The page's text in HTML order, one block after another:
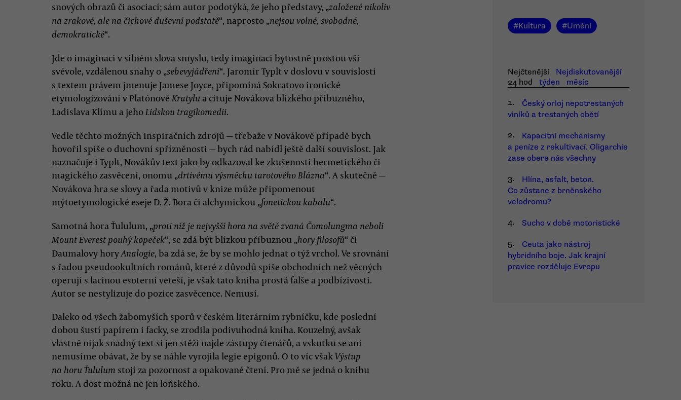
snových obrazů či asociací; sám autor podotýká, že jeho představy, „založené nikoliv
na zrakové, ale na čichové duševní podstatě“, naprosto „nejsou volné, svobodné,
demokratické“.
Jde o imaginaci v silném slova smyslu, tedy imaginaci bytostně prostou vší
svévole, vzdálenou snahy o „sebevyjádření“. Jaromír Typlt v doslovu v souvislosti
s textem právem jmenuje Jamese Joyce, připomíná Sokratovo ironické
etymologizování v Platónově Kratylu a cituje Novákova blízkého příbuzného,
Ladislava Klímu a jehoLidskou tragikomedii.
Vedle těchto možných inspiračních zdrojů — třebaže v Novákově případě bych
hovořil spíše o duchovní spřízněnosti — bych rád nabídl ještě další souvislost. Jak
naznačuje i Typlt, Novákův text jako by odkazoval ke zkušenosti hermetického či
magického zasvěcení, onomu „drtivému výsměchu tarotového Blázna“. A skutečně —
Novákova hra se slovy a řada motivů v knize může připomenout
mýtoetymologické eseje D. Ž. Bora či alchymickou „fonetickou kabalu“.
Samotná hora Ťululum, „proti níž je nejvyšší hora na světě zvaná Čomolungma neboli
Mount Everest pouhý kopeček“, se zdá být blízkou příbuznou „hory filosofů“ či
Daumalovy horyAnalogie, ba zdá se, že by se mohlo jednat o týž vrchol. Ve srovnání
s řadou pseudookultních románů, které z důvodů spíše obchodních než věcných
operují s lacinou esoterní veteší, je však tato kniha prostá falše a podbízivosti.
Autor se nestylizuje do pozice zasvěcence. Nemusí.
Daleko od všech žabomyších sporů v českém literárním rybníčku, kde poslední
dobou šustí papírem i facky, se zrodila podivuhodná kniha. Kouzelný, avšak
vlastně nijak snadný text si jen stěží najde zástupy čtenářů, a vskutku se ani
nemusíme obávat, že by se náhle vyrojila legie epigonů. O to víc všakVýstup
na horu Ťululum stojí za pozornost a opakované čtení. Pro mě se jedná o knihu
roku. A dost možná ne jen loňského.
#Kultura #Umění
Nejčtenější
Nejdiskutovanější
24 hod
týden
měsíc
1.
Český orloj nepotrestaných
viníků a trestaných obětí
2.
Kapacitní mechanismy
a peníze z rekultivací. Oligarchie
zase obere nás všechny
3.
Hlína, asfalt, beton.
Co zůstane z brněnského
velodromu?
4.
Sucho v době motoristické
5.
Ceuta jako nástroj
hybridního boje. Jak krajní
pravice rozděluje Evropu